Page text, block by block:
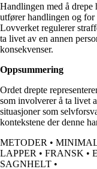
Handlingen med å drepe
utfører handlingen og for
Lovverket regulerer
ta livet av en annen
konsekvenser.
Oppsummering
Ordet drepte
som involverer å ta livet
situasjoner som
kontekstene der denne
METODER •
LAPPER • FRANSK •
SAGNHELT •